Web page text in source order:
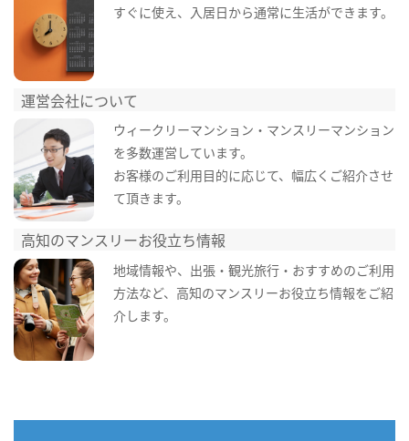
すぐに使え、入居日から通常に生活ができます。
運営会社について
ウィークリーマンション・マンスリーマンション
を多数運営しています。
お客様のご利用目的に応じて、幅広くご紹介させ
て頂きます。
高知のマンスリーお役立ち情報
地域情報や、出張・観光旅行・おすすめのご利用
方法など、高知のマンスリーお役立ち情報をご紹
介します。